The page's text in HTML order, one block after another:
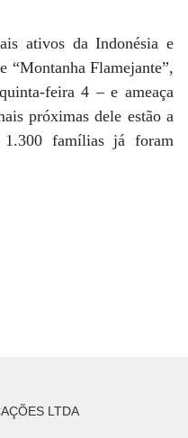
ativos da Indonésia e
“Montanha Flamejante”,
feira 4 – e ameaça
próximas dele estão a
famílias já foram
LTDA